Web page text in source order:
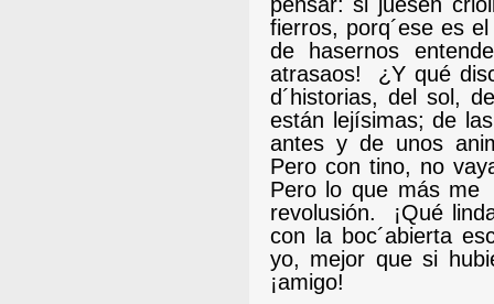
fierros, porq´ese es
de hasernos
atrasaos!
¿Y qué
d´historias, del sol,
están lejísimas; de
antes y de unos
Pero con tino, no
Pero lo que más me
revolusión.
¡Qué
con la boc´abierta
yo, mejor que si
¡amigo!